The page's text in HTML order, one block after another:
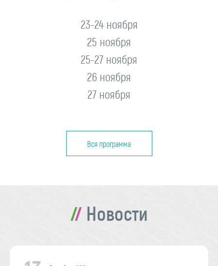
23-24 ноября
25 ноября
25-27 ноября
26 ноября
27 ноября
Вся программа
Новости